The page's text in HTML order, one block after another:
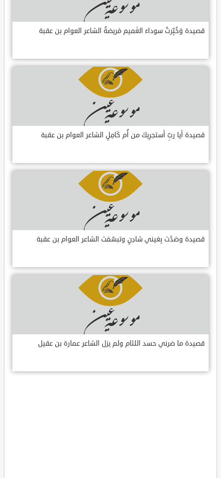
قصيدة وَخُبِّرتُ سوداءَ الغَميم مَريضةٌ الشاعر العوام بن عقبة
قصيدة أيا ربِّ أستجرِيكَ من أُم كَامِلٍ الشاعر العوام بن عقبة
قصيدة وصَدَّت بِعَيني شادِنٍ وتبسّمَت الشاعر العوام بن عقبة
قصيدة ما ضرني حسد اللئام ولم يزل الشاعر عمارة بن عقيل